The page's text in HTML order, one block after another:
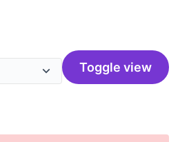
Toggle view